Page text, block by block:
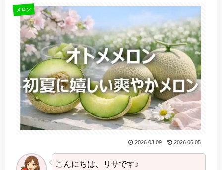
メロン
2026.03.09 2026.06.05
こんにちは、リサです♪